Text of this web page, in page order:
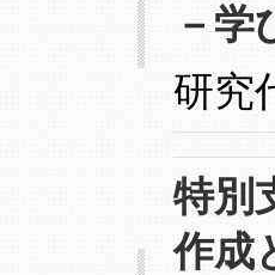
－
研
特別
作成